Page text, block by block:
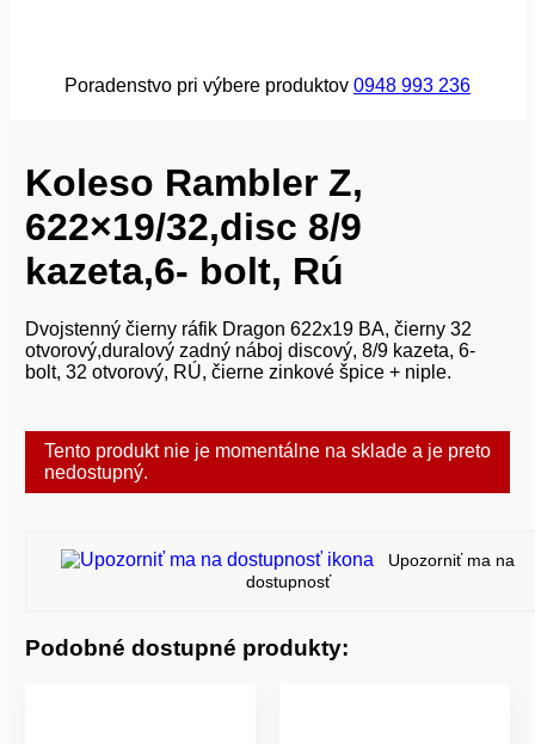
Poradenstvo pri výbere produktov 0948 993 236
Koleso Rambler Z,
622×19/32,disc 8/9
kazeta,6- bolt, Rú
Dvojstenný čierny ráfik Dragon 622x19 BA, čierny 32
otvorový,duralový zadný náboj discový, 8/9 kazeta, 6-
bolt, 32 otvorový, RÚ, čierne zinkové špice + niple.
Tento produkt nie je momentálne na sklade a je preto
nedostupný.
Upozorniť ma na
dostupnosť
Podobné dostupné produkty: